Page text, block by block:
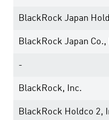
BlackRock Japan
BlackRock Japan Co.,
-
BlackRock, Inc.
BlackRock Holdco 2,